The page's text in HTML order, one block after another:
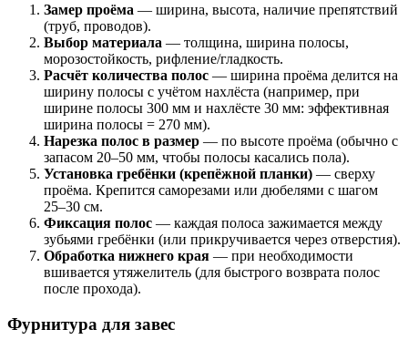
Замер проёма — ширина, высота, наличие препятствий
(труб, проводов).
Выбор материала — толщина, ширина полосы,
морозостойкость, рифление/гладкость.
Расчёт количества полос — ширина проёма делится на
ширину полосы с учётом нахлёста (например, при
ширине полосы 300 мм и нахлёсте 30 мм: эффективная
ширина полосы = 270 мм).
Нарезка полос в размер — по высоте проёма (обычно с
запасом 20–50 мм, чтобы полосы касались пола).
Установка гребёнки (крепёжной планки) — сверху
проёма. Крепится саморезами или дюбелями с шагом
25–30 см.
Фиксация полос — каждая полоса зажимается между
зубьями гребёнки (или прикручивается через отверстия).
Обработка нижнего края — при необходимости
вшивается утяжелитель (для быстрого возврата полос
после прохода).
Фурнитура для завес